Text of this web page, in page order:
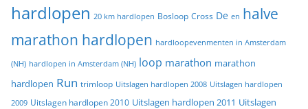
hardlopen 20 km hardlopen Bosloop Cross De en halve
marathon hardlopen hardloopevenmenten in Amsterdam
(NH) hardlopen in Amsterdam (NH) loop marathon marathon
hardlopen Run trimloop Uitslagen hardlopen 2008 Uitslagen hardlopen
2009 Uitslagen hardlopen 2010 Uitslagen hardlopen 2011 Uitslagen